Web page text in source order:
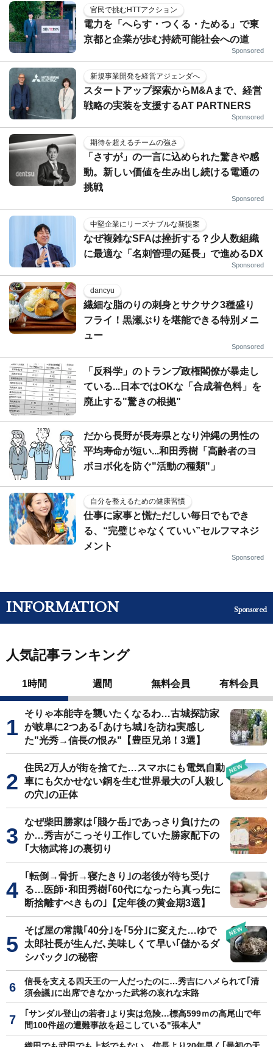
官民で挑むHTTアクション
電力を「へらす・つくる・ためる」で東
京都と企業が歩む持続可能社会への道
Sponsored
新規事業開発を経営アジェンダへ
スタートアップ探索からM&Aまで、経営
戦略の実装を支援するAT PARTNERS
Sponsored
期待を超えるチームの強さ
「さすが」の一言に込められた驚きや感
動。新しい価値を生み出し続ける電通の
挑戦
Sponsored
中堅企業にリーズナブルな新提案
なぜ複雑なSFAは挫折する？少人数組織
に最適な「名刺管理の延長」で進めるDX
Sponsored
dancyu
繊細な脂のりの刺身とサクサク3種盛り
フライ！黒瀬ぶりを堪能できる特別メニ
ュー
Sponsored
「反科学」のトランプ政権閣僚が暴走し
ている...日本ではOKな「合成着色料」を
廃止する"驚きの根拠"
だから長野が長寿県となり沖縄の男性の
平均寿命が短い...和田秀樹「高齢者のヨ
ボヨボ化を防ぐ"活動の種類"」
自分を整えるための健康習慣
仕事に家事と慌ただしい毎日でもでき
る、“完璧じゃなくていい”セルフマネジ
メント
Sponsored
INFORMATION Sponsored
人気記事ランキング
1時間 週間 無料会員 有料会員
そりゃ本能寺を襲いたくなるわ…古城探訪家
が岐阜に2つある｢あけち城｣を訪ね実感し
た"光秀→信長の恨み"【豊臣兄弟！3選】
住民2万人が街を捨てた…スマホにも電気自動
車にも欠かせない銅を生む世界最大の｢人殺し
の穴｣の正体
なぜ柴田勝家は｢賤ケ岳｣であっさり負けたの
か…秀吉がこっそり工作していた勝家配下の
｢大物武将｣の裏切り
｢転倒→骨折→寝たきり｣の老後が待ち受け
る…医師･和田秀樹｢60代になったら真っ先に
断捨離すべきもの｣【定年後の黄金期3選】
そば屋の常識｢40分｣を｢5分｣に変えた…ゆで
太郎社長が生んだ､美味しくて早い｢儲かるダ
シパック｣の秘密
信長を支える四天王の一人だったのに…秀吉にハメられて｢清
須会議｣に出席できなかった武将の哀れな末路
｢サンダル登山の若者｣より実は危険…標高599ｍの高尾山で年
間100件超の遭難事故を起こしている"張本人"